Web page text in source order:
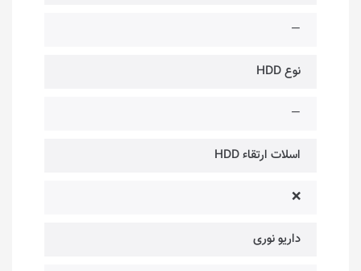
—
نوع HDD
—
اسلات ارتقاء HDD
❌
داریو نوری